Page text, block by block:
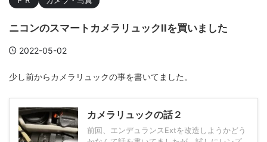
アーカイブ
タグクラウド
Canon craft EM5II EOS Kiss X4
ニコンのスマートカメラリュックIIを買いました
2022-05-02
少し前からカメラリュックの事を書いてました。
カメラリュックの話２
前回、エンデュランスExtを改造しようかどう